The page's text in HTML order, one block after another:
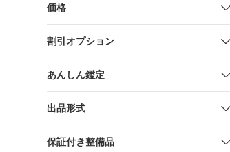
価格
割引オプション
あんしん鑑定
出品形式
保証付き整備品